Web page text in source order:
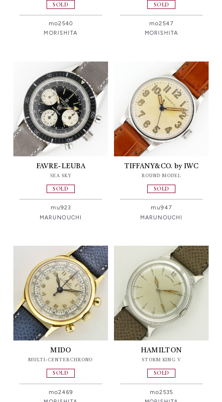
SOLD
mo2540
MORISHITA
SOLD
mo2547
MORISHITA
FAVRE-LEUBA
SEA SKY
SOLD
mu923
MARUNOUCHI
TIFFANY&CO. by IWC
ROUND MODEL
SOLD
mu947
MARUNOUCHI
MIDO
MULTI-CENTERCHRONO
SOLD
mo2469
HAMILTON
STORM KING V
SOLD
mo2535